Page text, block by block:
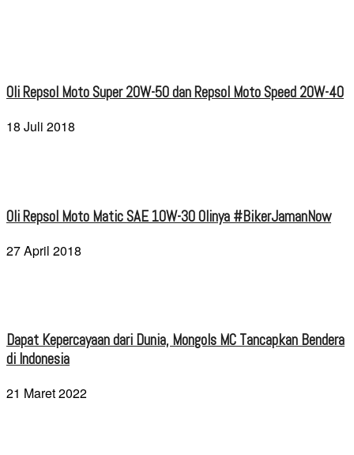
Oli Repsol Moto Super 20W-50 dan Repsol Moto Speed 20W-40
18 Juli 2018
Oli Repsol Moto Matic SAE 10W-30 Olinya #BikerJamanNow
27 April 2018
Dapat Kepercayaan dari Dunia, Mongols MC Tancapkan Bendera
di Indonesia
21 Maret 2022